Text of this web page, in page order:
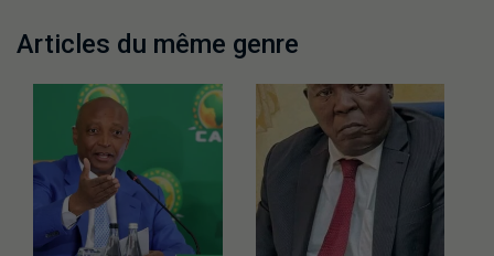
Articles du même genre